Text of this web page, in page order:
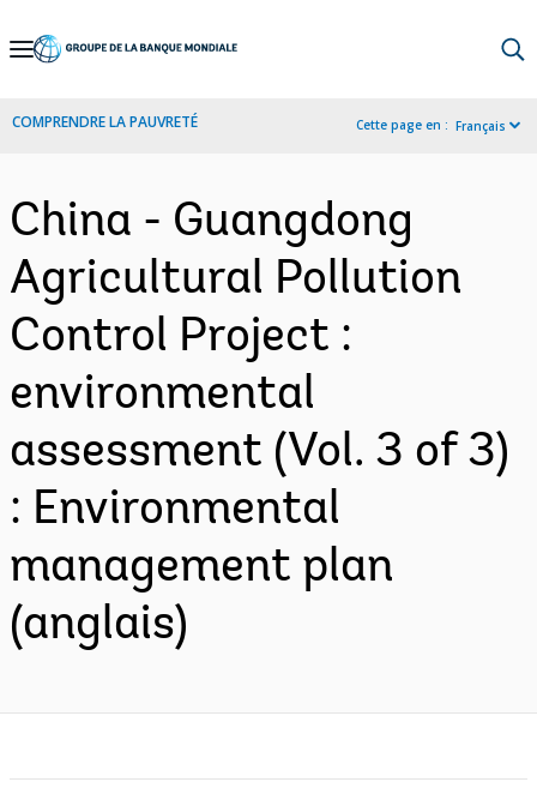
Skip
Navigation
COMPRENDRE LA PAUVRETÉ Cette page en : Français
China - Guangdong
Agricultural Pollution
Control Project :
environmental
assessment (Vol. 3 of 3)
: Environmental
management plan
(anglais)